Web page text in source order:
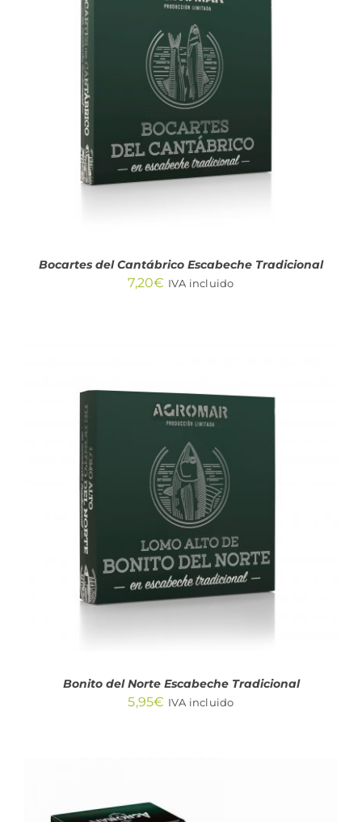
AÑADIR AL CARRITO
DETALLES
Bocartes del Cantábrico Escabeche Tradicional
7,20€ IVA incluido
AÑADIR AL CARRITO
DETALLES
Bonito del Norte Escabeche Tradicional
5,95€ IVA incluido